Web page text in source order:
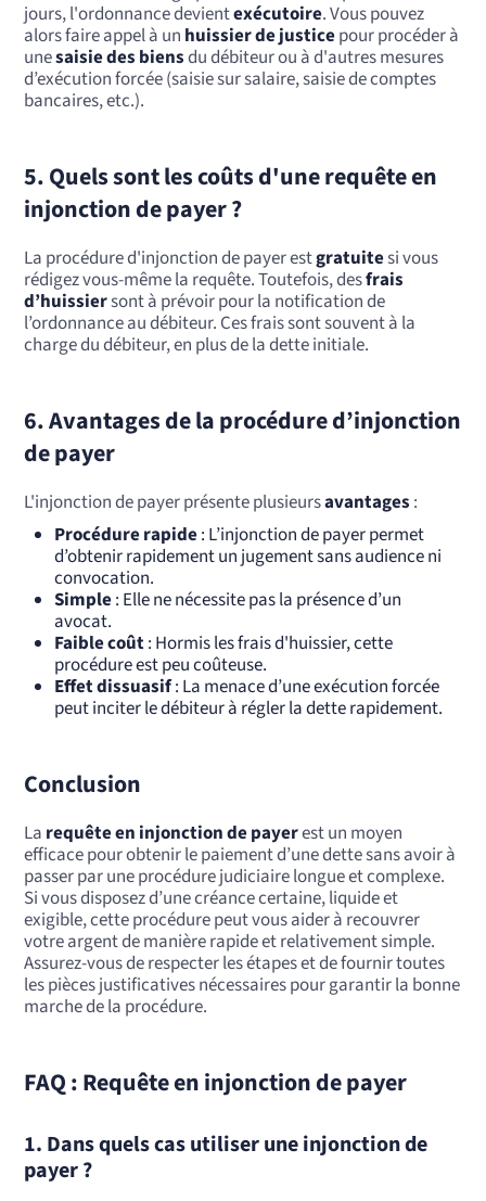
jours, l'ordonnance devientexécutoire. Vous pouvez
alors faire appel à un huissier de justicepour procéder à
unesaisie des biensdu débiteur ou à d'autres mesures
d’exécution forcée (saisie sur salaire, saisie de comptes
bancaires, etc.).
5. Quels sont les coûts d'une requête en
injonction de payer ?
La procédure d'injonction de payer estgratuitesi vous
rédigez vous-même la requête. Toutefois, desfrais
d’huissiersont à prévoir pour la notification de
l’ordonnance au débiteur. Ces frais sont souvent à la
charge du débiteur, en plus de la dette initiale.
6. Avantages de la procédure d’injonction
de payer
L'injonction de payer présente plusieursavantages :
Procédure rapide: L’injonction de payer permet
d’obtenir rapidement un jugement sans audience ni
convocation.
Simple: Elle ne nécessite pas la présence d’un
avocat.
Faible coût: Hormis les frais d'huissier, cette
procédure est peu coûteuse.
Effet dissuasif: La menace d’une exécution forcée
peut inciter le débiteur à régler la dette rapidement.
Conclusion
La requête en injonction de payerest un moyen
efficace pour obtenir le paiement d’une dette sans avoir à
passer par une procédure judiciaire longue et complexe.
Si vous disposez d’une créance certaine, liquide et
exigible, cette procédure peut vous aider à recouvrer
votre argent de manière rapide et relativement simple.
Assurez-vous de respecter les étapes et de fournir toutes
les pièces justificatives nécessaires pour garantir la bonne
marche de la procédure.
FAQ : Requête en injonction de payer
1. Dans quels cas utiliser une injonction de
payer ?